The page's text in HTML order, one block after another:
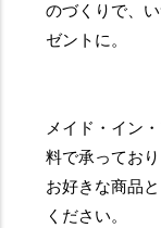
のづくりで、
ゼントに。
メイド・イン
料で承っており
お好きな商品
ください。